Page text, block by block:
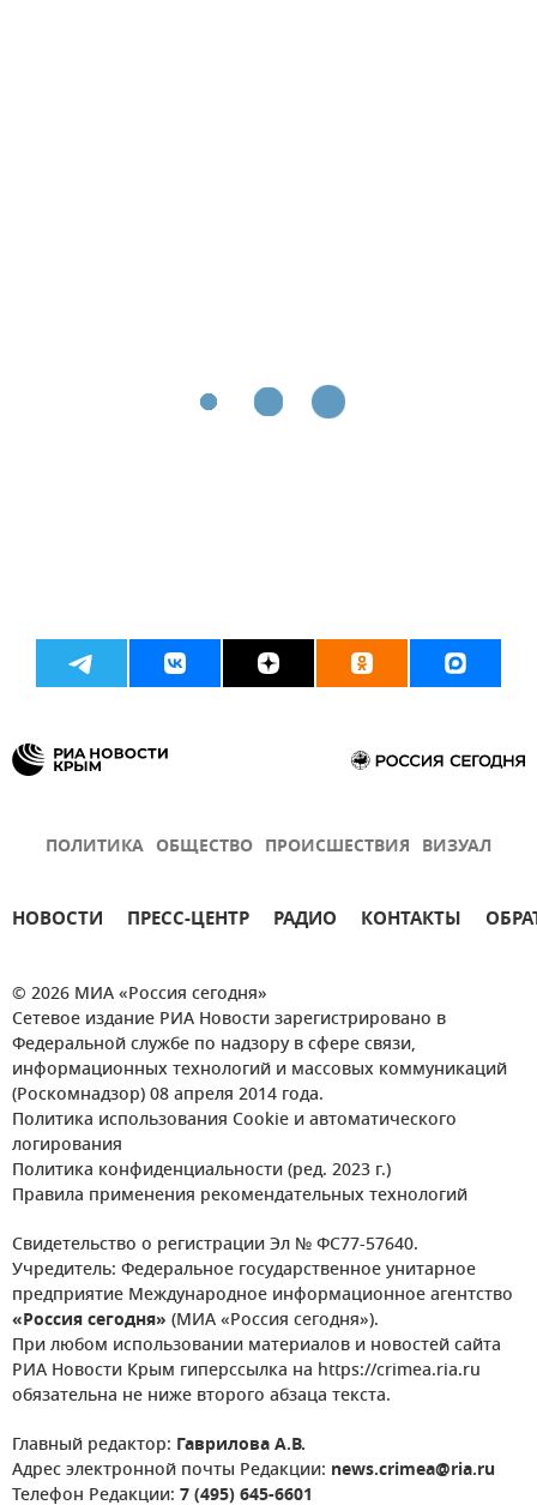
ПОЛИТИКА ОБЩЕСТВО ПРОИСШЕСТВИЯ ВИЗУАЛ
НОВОСТИ ПРЕСС-ЦЕНТР РАДИО КОНТАКТЫ
© 2026 МИА «Россия сегодня»
Сетевое издание РИА Новости зарегистрировано в
Федеральной службе по надзору в сфере связи,
информационных технологий и массовых коммуникаций
(Роскомнадзор) 08 апреля 2014 года.
Политика использования Cookie и автоматического
логирования
Политика конфиденциальности (ред. 2023 г.)
Правила применения рекомендательных технологий
Свидетельство о регистрации Эл № ФС77-57640.
Учредитель: Федеральное государственное унитарное
предприятие Международное информационное агентство
«Россия сегодня» (МИА «Россия сегодня»).
При любом использовании материалов и новостей сайта
РИА Новости Крым гиперссылка на https://crimea.ria.ru
обязательна не ниже второго абзаца текста.
Главный редактор: Гаврилова А.В.
Адрес электронной почты Редакции: news.crimea@ria.ru
Телефон Редакции: 7 (495) 645-6601